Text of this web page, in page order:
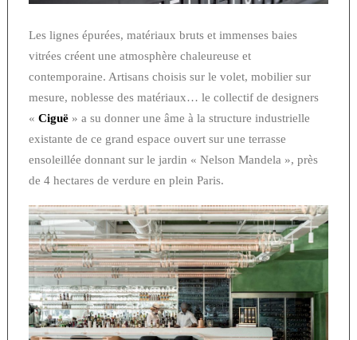
Les lignes épurées, matériaux bruts et immenses baies
vitrées créent une atmosphère chaleureuse et
contemporaine. Artisans choisis sur le volet, mobilier sur
mesure, noblesse des matériaux… le collectif de designers
« Ciguë » a su donner une âme à la structure industrielle
existante de ce grand espace ouvert sur une terrasse
ensoleillée donnant sur le jardin « Nelson Mandela », près
de 4 hectares de verdure en plein Paris.